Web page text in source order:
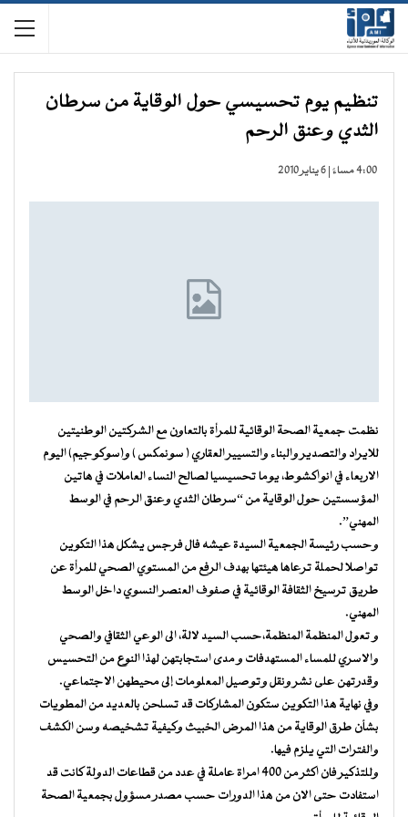
تنظيم يوم تحسيسي حول الوقاية من سرطان
الثدي وعنق الرحم
4:00 مساءً | 6 يناير 2010
نظمت جمعية الصحة الوقائية للمرأة بالتعاون مع الشركتين الوطنيتين
للايراد والتصدير والبناء والتسيير العقاري ( سونمكس ) و(سوكوجيم) اليوم
الاربعاء في انواكشوط، يوما تحسيسيا لصالح النساء العاملات في هاتين
المؤسستين حول الوقاية من “سرطان الثدي وعنق الرحم في الوسط
المهني”.
وحسب رئيسة الجمعية السيدة عيشه فال فرجس يشكل هذا التكوين
تواصلا لحملة ترعاها هيئتها بهدف الرفع من المستوي الصحي للمرأة عن
طريق ترسيخ الثقافة الوقائية في صفوف العنصر النسوي داخل الوسط
المهني.
و تعول المنظمة المنظمة،حسب السيد لالة، الى الوعي الثقافي والصحي
والاسري للمساء المستهدفات و مدى استجابتهن لهذا النوع من التحسيس
وقدرتهن على نشر ونقل وتوصيل المعلومات إلى محيطهن الاجتماعي.
وفي نهاية هذا التكوين ستكون المشاركات قد تسلحن بالعديد من المطويات
بشأن طرق الوقاية من هذا المرض الخبيث وكيفية تشخيصه وسن الكشف
والفترات التي يلزم فيها.
وللتذكير فان اكثر من 400 امراة عاملة في عدد من قطاعات الدولة كانت قد
استفادت حتى الان من هذا الدورات حسب مصدر مسؤول بجمعية الصحة